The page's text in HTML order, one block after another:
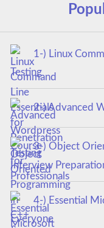
1-) Linux
Testing
2-) Advanced
3-) Object
Interview
4-) Essential
Everyone